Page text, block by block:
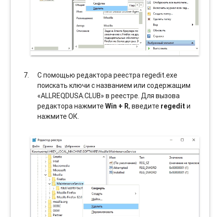
С помощью редактора реестра regedit.exe
поискать ключи с названием или содержащим
«ALLREQDUSA.CLUB» в реестре. Для вызова
редактора нажмитеWin + R, введите regedit и
нажмите ОК.